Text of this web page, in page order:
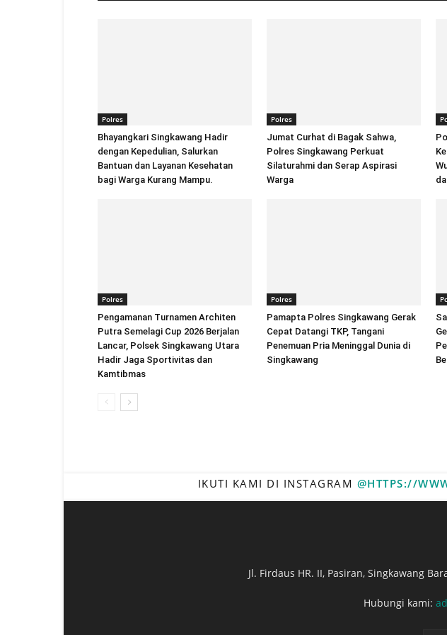
Polres
Bhayangkari Singkawang Hadir
dengan Kepedulian, Salurkan
Bantuan dan Layanan Kesehatan
bagi Warga Kurang Mampu.
Polres
Jumat Curhat di Bagak Sahwa,
Polres Singkawang Perkuat
Silaturahmi dan Serap Aspirasi
Warga
Polres
Pengamanan Turnamen Architen
Putra Semelagi Cup 2026 Berjalan
Lancar, Polsek Singkawang Utara
Hadir Jaga Sportivitas dan
Kamtibmas
Polres
Pamapta Polres Singkawang Gerak
Cepat Datangi TKP, Tangani
Penemuan Pria Meninggal Dunia di
Singkawang
IKUTI KAMI DI INSTAGRAM @HTTPS://
Jl. Firdaus HR. II, Pasiran, Singkawang
Hubungi kami: